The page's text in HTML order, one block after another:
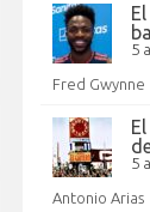
5
Fred Gwynne
5
Antonio Arias